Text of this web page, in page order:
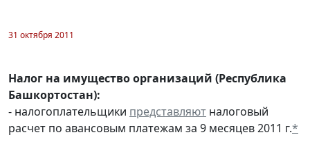
31 октября 2011
Налог на имущество организаций (Республика
Башкортостан):
- налогоплательщики представляют налоговый
расчет по авансовым платежам за 9 месяцев 2011 г.*